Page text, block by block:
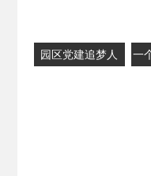
园区党建追梦人
一